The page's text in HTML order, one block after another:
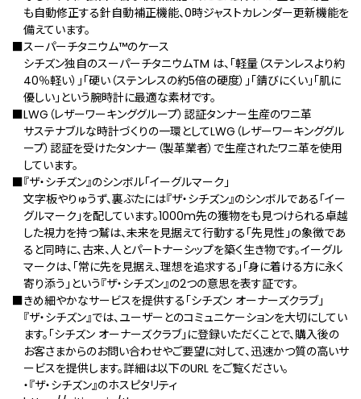
も自動修正する針自動補正機能、0時ジャストカレンダー更新機能を
備えています。
■スーパーチタニウム™のケース
シチズン独自のスーパーチタニウムTM は、「軽量（ステンレスより約
40％軽い）」「硬い（ステンレスの約5倍の硬度）」「錆びにくい」「肌に
優しい」という腕時計に最適な素材です。
■LWG（レザーワーキンググループ）認証タンナー生産のワニ革
サステナブルな時計づくりの一環としてLWG（レザーワーキンググル
ープ）認証を受けたタンナー（製革業者）で生産されたワニ革を使用
しています。
■『ザ・シチズン』のシンボル「イーグルマーク」
⽂字板やりゅうず、裏ぶたには『ザ・シチズン』のシンボルである「イー
グルマーク」を配しています。1000m先の獲物をも⾒つけられる卓越
した視⼒を持つ鷲は、未来を⾒据えて⾏動する「先⾒性」の象徴であ
ると同時に、古来、⼈とパートナーシップを築く⽣き物です。イーグル
マークは、「常に先を⾒据え、理想を追求する」「⾝に着ける⽅に永く
寄り添う」という『ザ・シチズン』の2つの意思を表す証です。
■きめ細やかなサービスを提供する「シチズン オーナーズクラブ」
『ザ・シチズン』では、ユーザーとのコミュニケーションを⼤切にしてい
ます。「シチズン オーナーズクラブ」に登録いただくことで、購⼊後の
お客さまからのお問い合わせやご要望に対して、迅速かつ質の⾼いサ
ービスを提供します。詳細は以下のURL をご覧ください。
・『ザ・シチズン』のホスピタリティ